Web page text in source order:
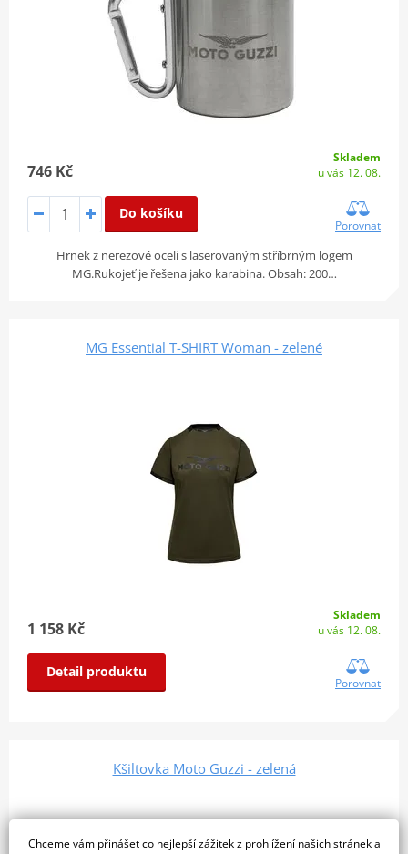
746 Kč
Skladem
u vás 12. 08.
Do košíku
Porovnat
Hrnek z nerezové oceli s laserovaným stříbrným logem
MG.Rukojeť je řešena jako karabina. Obsah: 200…
MG Essential T-SHIRT Woman - zelené
1 158 Kč
Skladem
u vás 12. 08.
Detail produktu
Porovnat
Kšiltovka Moto Guzzi - zelená
Chceme vám přinášet co nejlepší zážitek z prohlížení našich stránek a